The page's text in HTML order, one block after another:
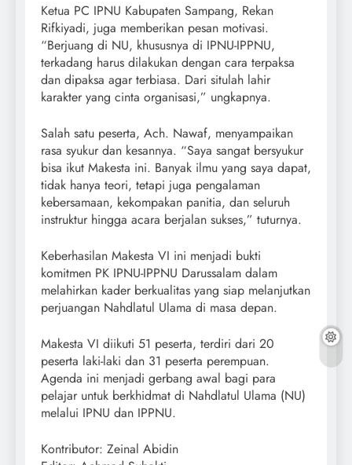
Ketua PC IPNU Kabupaten Sampang, Rekan
Rifkiyadi, juga memberikan pesan motivasi.
“Berjuang di NU, khususnya di IPNU-IPPNU,
terkadang harus dilakukan dengan cara terpaksa
dan dipaksa agar terbiasa. Dari situlah lahir
karakter yang cinta organisasi,” ungkapnya.
Salah satu peserta, Ach. Nawaf, menyampaikan
rasa syukur dan kesannya. “Saya sangat bersyukur
bisa ikut Makesta ini. Banyak ilmu yang saya dapat,
tidak hanya teori, tetapi juga pengalaman
kebersamaan, kekompakan panitia, dan seluruh
instruktur hingga acara berjalan sukses,” tuturnya.
Keberhasilan Makesta VI ini menjadi bukti
komitmen PK IPNU-IPPNU Darussalam dalam
melahirkan kader berkualitas yang siap melanjutkan
perjuangan Nahdlatul Ulama di masa depan.
Makesta VI diikuti 51 peserta, terdiri dari 20
peserta laki-laki dan 31 peserta perempuan.
Agenda ini menjadi gerbang awal bagi para
pelajar untuk berkhidmat di Nahdlatul Ulama (NU)
melalui IPNU dan IPPNU.
Kontributor: Zeinal Abidin